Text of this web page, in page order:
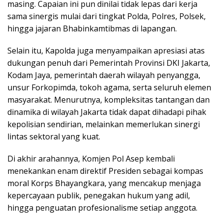
masing. Capaian ini pun dinilai tidak lepas dari kerja
sama sinergis mulai dari tingkat Polda, Polres, Polsek,
hingga jajaran Bhabinkamtibmas di lapangan.
Selain itu, Kapolda juga menyampaikan apresiasi atas
dukungan penuh dari Pemerintah Provinsi DKI Jakarta,
Kodam Jaya, pemerintah daerah wilayah penyangga,
unsur Forkopimda, tokoh agama, serta seluruh elemen
masyarakat. Menurutnya, kompleksitas tantangan dan
dinamika di wilayah Jakarta tidak dapat dihadapi pihak
kepolisian sendirian, melainkan memerlukan sinergi
lintas sektoral yang kuat.
Di akhir arahannya, Komjen Pol Asep kembali
menekankan enam direktif Presiden sebagai kompas
moral Korps Bhayangkara, yang mencakup menjaga
kepercayaan publik, penegakan hukum yang adil,
hingga penguatan profesionalisme setiap anggota.